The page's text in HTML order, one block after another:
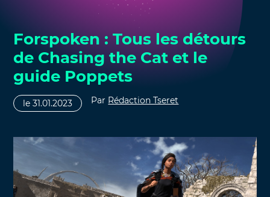
Forspoken : Tous les détours
de Chasing the Cat et le
guide Poppets
le 31.01.2023 Par Rédaction Tseret